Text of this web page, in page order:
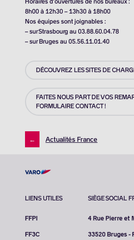
8h00 à 12h30 – 13h30 à 18h00
Nos équipes sont joignables :
– sur Strasbourg au 03.88.60.04.78
– sur Bruges au 05.56.11.01.40
DÉCOUVREZ LES SITES DE
FAITES NOUS PART DE VOS
FORMULAIRE CONTACT !
← Actualités France
LIENS UTILES
FFPI
FF3C
SIÈGE SOCIAL
4 Rue Pierre et
33520 Bruges -